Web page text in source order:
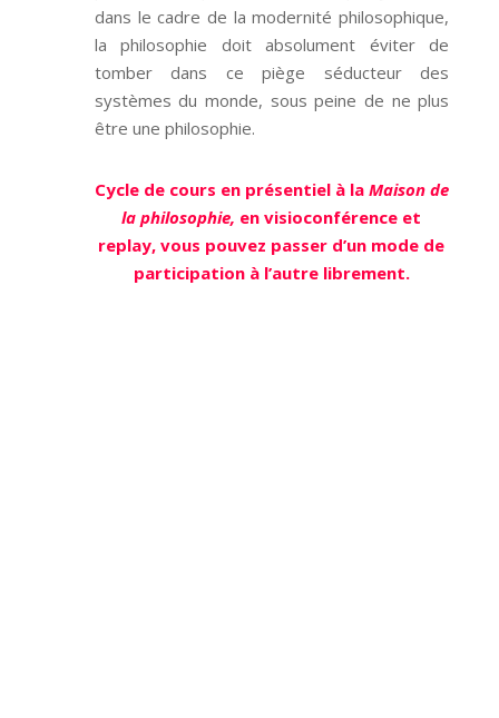
dans le cadre de la modernité philosophique,
la philosophie doit absolument éviter de
tomber dans ce piège séducteur des
systèmes du monde, sous peine de ne plus
être une philosophie.
Cycle de cours en présentiel à la Maison de
la philosophie, en visioconférence et
replay, vous pouvez passer d’un mode de
participation à l’autre librement.